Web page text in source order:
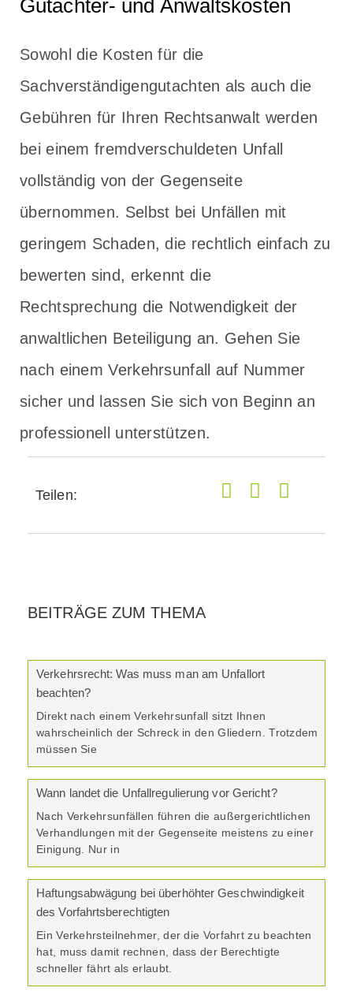
Gutachter- und Anwaltskosten
Sowohl die Kosten für die
Sachverständigengutachten als auch die
Gebühren für Ihren Rechtsanwalt werden
bei einem fremdverschuldeten Unfall
vollständig von der Gegenseite
übernommen. Selbst bei Unfällen mit
geringem Schaden, die rechtlich einfach zu
bewerten sind, erkennt die
Rechtsprechung die Notwendigkeit der
anwaltlichen Beteiligung an. Gehen Sie
nach einem Verkehrsunfall auf Nummer
sicher und lassen Sie sich von Beginn an
professionell unterstützen.
Teilen:
BEITRÄGE ZUM THEMA
Verkehrsrecht: Was muss man am Unfallort
beachten?
Direkt nach einem Verkehrsunfall sitzt Ihnen
wahrscheinlich der Schreck in den Gliedern. Trotzdem
müssen Sie
Wann landet die Unfallregulierung vor Gericht?
Nach Verkehrsunfällen führen die außergerichtlichen
Verhandlungen mit der Gegenseite meistens zu einer
Einigung. Nur in
Haftungsabwägung bei überhöhter Geschwindigkeit
des Vorfahrtsberechtigten
Ein Verkehrsteilnehmer, der die Vorfahrt zu beachten
hat, muss damit rechnen, dass der Berechtigte
schneller fährt als erlaubt.